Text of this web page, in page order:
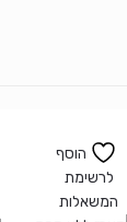
הוסף
לרשימת
המשאלות